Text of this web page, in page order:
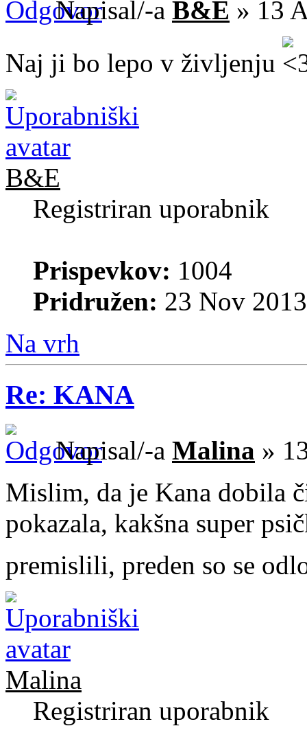
Napisal/-a B&E » 13
Naj ji bo lepo v življenju
B&E
Registriran uporabnik
Prispevkov: 1004
Pridružen: 23 Nov
Na vrh
Re: KANA
Napisal/-a Malina »
Mislim, da je Kana dobila
pokazala, kakšna super
premislili, preden so se
Malina
Registriran uporabnik